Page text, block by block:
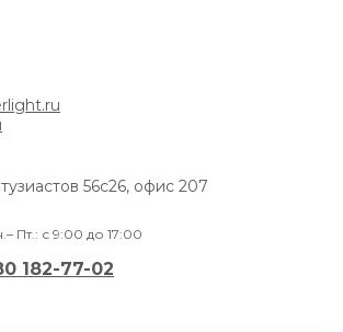
56с26, офис 207
Пт.: с 9:00 до 17:00
182-77-02